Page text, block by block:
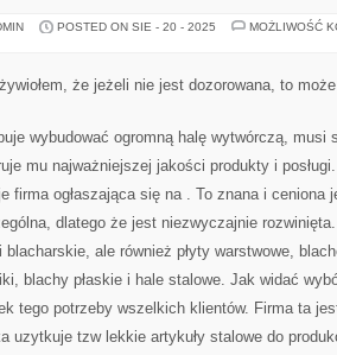
POSTED ON SIE - 20 - 2025
MOŻLIWOŚĆ
że jeżeli nie jest dozorowana, to
wybudować ogromną halę wytwórczą, musi
mu najważniejszej jakości produkty i
firma ogłaszająca się na . To znana i ceniona
dlatego że jest niezwyczajnie
ale również płyty warstwowe,
blachy płaskie i hale stalowe. Jak widać
tego potrzeby wszelkich klientów. Firma ta
uzytkuje tzw lekkie artykuły stalowe do